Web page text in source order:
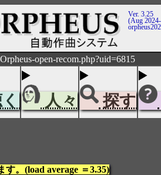
Ver. 3.25
(Aug
open-recom.php?uid=6815
人々 探す
す。(load average ＝3.35)